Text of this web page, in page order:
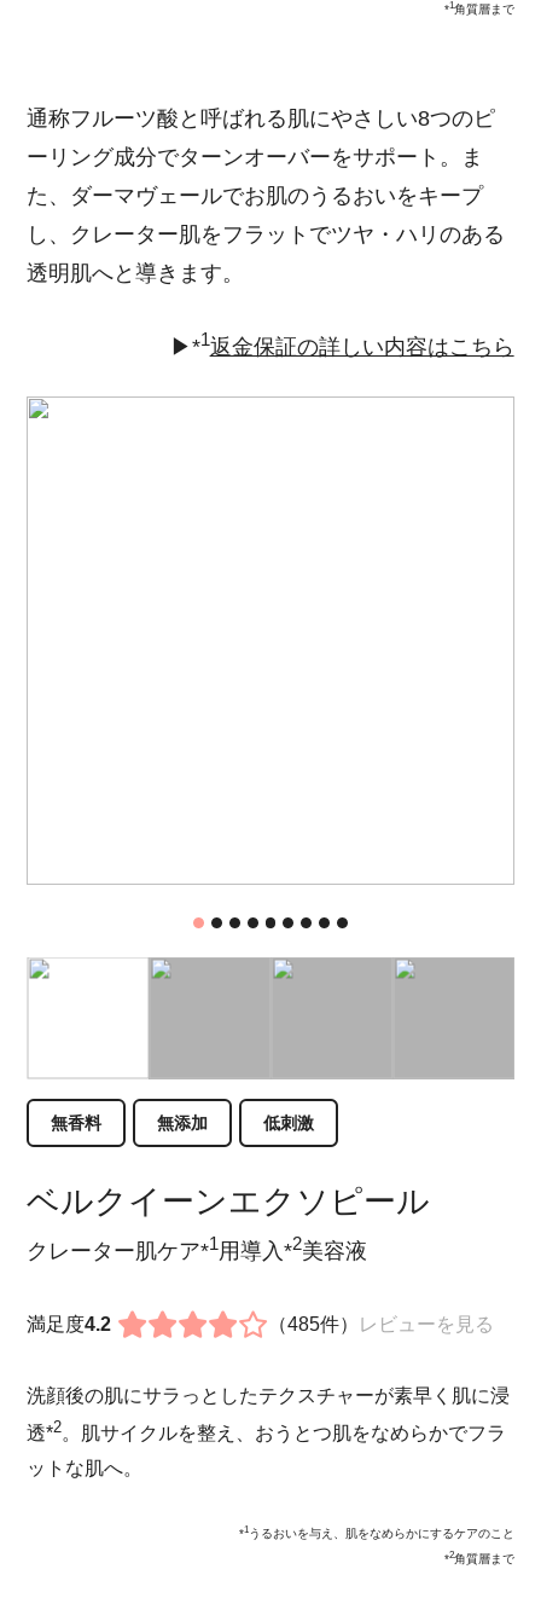
*1角質層まで
通称フルーツ酸と呼ばれる肌にやさしい8つのピ
ーリング成分でターンオーバーをサポート。ま
た、ダーマヴェールでお肌のうるおいをキープ
し、クレーター肌をフラットでツヤ・ハリのある
透明肌へと導きます。
▶*1返金保証の詳しい内容はこちら
無香料 無添加 低刺激
ベルクイーンエクソピール
クレーター肌ケア*1用導入*2美容液
満足度4.2 （485件） レビューを見る
洗顔後の肌にサラっとしたテクスチャーが素早く肌に浸
透*2。肌サイクルを整え、おうとつ肌をなめらかでフラ
ットな肌へ。
*1うるおいを与え、肌をなめらかにするケアのこと
*2角質層まで